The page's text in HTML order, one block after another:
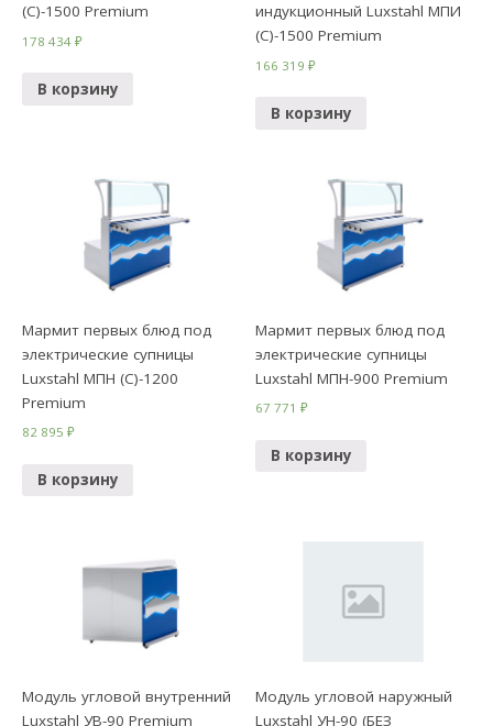
(С)-1500 Premium
178 434₽
В корзину
индукционный Luxstahl МПИ
(С)-1500 Premium
166 319₽
В корзину
Мармит первых блюд под
электрические супницы
Luxstahl МПН (С)-1200
Premium
82 895₽
В корзину
Мармит первых блюд под
электрические супницы
Luxstahl МПН-900 Premium
67 771₽
В корзину
Модуль угловой внутренний
Luxstahl УВ-90 Premium
Модуль угловой наружный
Luxstahl УН-90 (БЕЗ